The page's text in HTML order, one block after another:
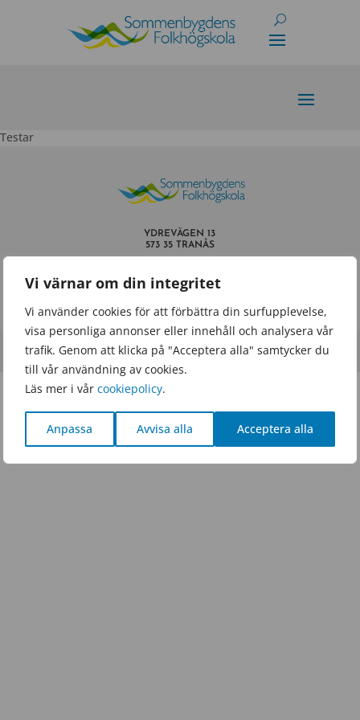
Vi värnar om din integritet
Vi använder cookies för att förbättra din surfupplevelse,
visa personliga annonser eller innehåll och analysera vår
trafik. Genom att klicka på "Acceptera alla" samtycker du
till vår användning av cookies.
Läs mer i vår cookiepolicy.
Anpassa Avvisa alla Acceptera alla
Testar
YDREVÄGEN 13
573 35 TRANÅS
TEL.0140 – 659 60
Powered byWisest